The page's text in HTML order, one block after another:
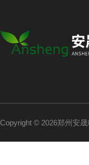
Copyright © 2026郑州安